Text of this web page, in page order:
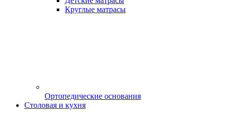
Круглые матрасы
Ортопедические основания
Столовая и кухня